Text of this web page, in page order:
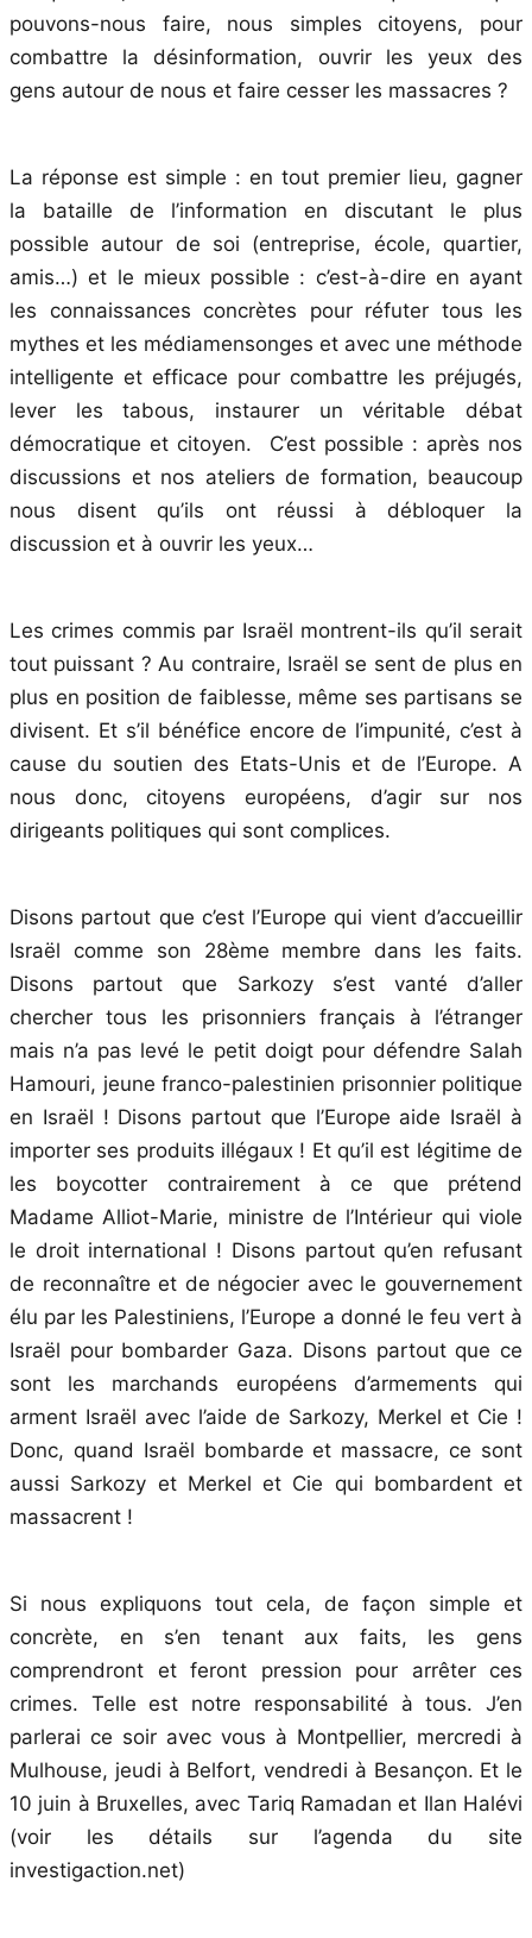
pouvons-nous faire, nous simples citoyens, pour
combattre la désinformation, ouvrir les yeux des
gens autour de nous et faire cesser les massacres ?
La réponse est simple : en tout premier lieu, gagner
la bataille de l’information en discutant le plus
possible autour de soi (entreprise, école, quartier,
amis…) et le mieux possible : c’est-à-dire en ayant
les connaissances concrètes pour réfuter tous les
mythes et les médiamensonges et avec une méthode
intelligente et efficace pour combattre les préjugés,
lever les tabous, instaurer un véritable débat
démocratique et citoyen. C’est possible : après nos
discussions et nos ateliers de formation, beaucoup
nous disent qu’ils ont réussi à débloquer la
discussion et à ouvrir les yeux…
Les crimes commis par Israël montrent-ils qu’il serait
tout puissant ? Au contraire, Israël se sent de plus en
plus en position de faiblesse, même ses partisans se
divisent. Et s’il bénéfice encore de l’impunité, c’est à
cause du soutien des Etats-Unis et de l’Europe. A
nous donc, citoyens européens, d’agir sur nos
dirigeants politiques qui sont complices.
Disons partout que c’est l’Europe qui vient d’accueillir
Israël comme son 28ème membre dans les faits.
Disons partout que Sarkozy s’est vanté d’aller
chercher tous les prisonniers français à l’étranger
mais n’a pas levé le petit doigt pour défendre Salah
Hamouri, jeune franco-palestinien prisonnier politique
en Israël ! Disons partout que l’Europe aide Israël à
importer ses produits illégaux ! Et qu’il est légitime de
les boycotter contrairement à ce que prétend
Madame Alliot-Marie, ministre de l’Intérieur qui viole
le droit international ! Disons partout qu’en refusant
de reconnaître et de négocier avec le gouvernement
élu par les Palestiniens, l’Europe a donné le feu vert à
Israël pour bombarder Gaza. Disons partout que ce
sont les marchands européens d’armements qui
arment Israël avec l’aide de Sarkozy, Merkel et Cie !
Donc, quand Israël bombarde et massacre, ce sont
aussi Sarkozy et Merkel et Cie qui bombardent et
massacrent !
Si nous expliquons tout cela, de façon simple et
concrète, en s’en tenant aux faits, les gens
comprendront et feront pression pour arrêter ces
crimes. Telle est notre responsabilité à tous. J’en
parlerai ce soir avec vous à Montpellier, mercredi à
Mulhouse, jeudi à Belfort, vendredi à Besançon. Et le
10 juin à Bruxelles, avec Tariq Ramadan et Ilan Halévi
(voir les détails sur l’agenda du site
investigaction.net)